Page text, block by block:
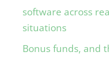
software across
situations
Bonus funds, and